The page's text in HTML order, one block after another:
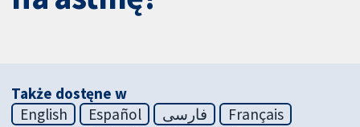
Także dostęne w
English
Español فارسی
Français